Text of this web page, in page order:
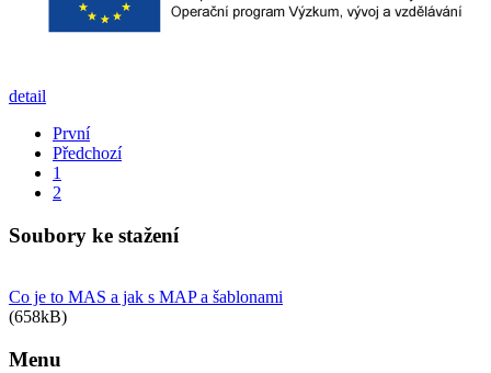
detail
První
Předchozí
1
2
Soubory ke stažení
Co je to MAS a jak s MAP a šablonami
(658kB)
Menu